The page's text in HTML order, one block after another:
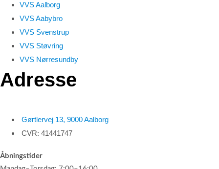
VVS Aalborg
VVS Aabybro
VVS Svenstrup
VVS Støvring
VVS Nørresundby
Adresse
Gørtlervej 13, 9000 Aalborg
CVR: 41441747
Åbningstider